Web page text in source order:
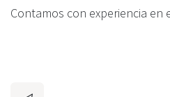
Contamos con experiencia en